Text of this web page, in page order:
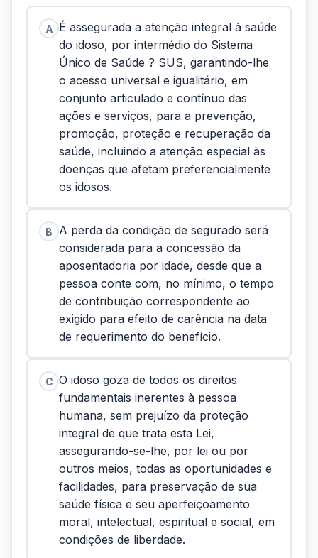
A É assegurada a atenção integral à saúde
do idoso, por intermédio do Sistema
Único de Saúde ? SUS, garantindo-lhe
o acesso universal e igualitário, em
conjunto articulado e contínuo das
ações e serviços, para a prevenção,
promoção, proteção e recuperação da
saúde, incluindo a atenção especial às
doenças que afetam preferencialmente
os idosos.
B
A perda da condição de segurado será
considerada para a concessão da
aposentadoria por idade, desde que a
pessoa conte com, no mínimo, o tempo
de contribuição correspondente ao
exigido para efeito de carência na data
de requerimento do benefício.
C O idoso goza de todos os direitos
fundamentais inerentes à pessoa
humana, sem prejuízo da proteção
integral de que trata esta Lei,
assegurando-se-lhe, por lei ou por
outros meios, todas as oportunidades e
facilidades, para preservação de sua
saúde física e seu aperfeiçoamento
moral, intelectual, espiritual e social, em
condições de liberdade.